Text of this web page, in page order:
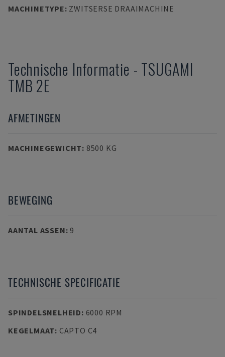
MACHINETYPE: ZWITSERSE DRAAIMACHINE
Technische Informatie - TSUGAMI
TMB 2E
AFMETINGEN
MACHINEGEWICHT: 8500 KG
BEWEGING
AANTAL ASSEN: 9
TECHNISCHE SPECIFICATIE
SPINDELSNELHEID: 6000 RPM
KEGELMAAT: CAPTO C4